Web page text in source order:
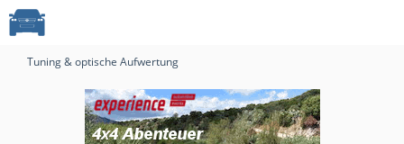
Tuning & optische Aufwertung